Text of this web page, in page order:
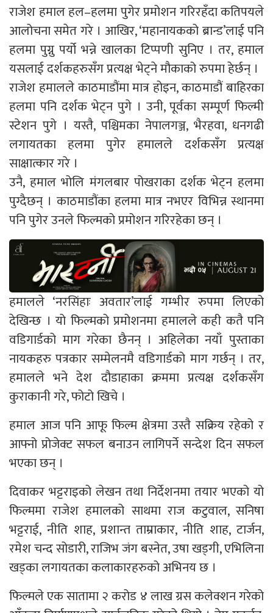
राजेश हमाल हल–हलमा पुगेर प्रमोशन गरिरहँदा कतिपयले
आलोचना समेत गरे । आखिर, ‘महानायकको ब्रान्ड’लाई पनि
हलमा पुग्नु पर्यो भन्ने खालका टिप्पणी सुनिए । तर, हमाल
यसलाई दर्शकहरुसँग प्रत्यक्ष भेट्ने मौकाको रुपमा हेर्छन् ।
राजेश हमालले काठमाडौंमा मात्र होइन, काठमाडौं बाहिरका
हलमा पनि दर्शक भेट्न पुगे । उनी, पूर्वका सम्पूर्ण फिल्मी
स्टेशन पुगे । यस्तै, पश्चिमका नेपालगञ्ज, भैरहवा, धनगढी
लगायतका हलमा पुगेर हमालले दर्शकसँग प्रत्यक्ष
साक्षात्कार गरे ।
उनै, हमाल भोलि मंगलबार पोखराका दर्शक भेट्न हलमा
पुग्दैछन् । काठमाडौंका हलमा मात्र नभएर विभिन्न स्थानमा
पनि पुगेर उनले फिल्मको प्रमोशन गरिरहेका छन् ।
हमालले ‘नरसिंहाः अवतार’लाई गम्भीर रुपमा लिएको
देखिन्छ । यो फिल्मको प्रमोशनमा हमालले कही कतै पनि
वडिगार्डको माग गरेका छैनन् । अहिलेका नयाँ पुस्ताका
नायकहरु पत्रकार सम्मेलनमै वडिगार्डको माग गर्छन् । तर,
हमालले भने देश दौडाहाका क्रममा प्रत्यक्ष दर्शकसँग
कुराकानी गरे, फोटो खिचे ।
हमाल आज पनि आफू फिल्म क्षेत्रमा उस्तै सक्रिय रहेको र
आफ्नो प्रोजेक्ट सफल बनाउन लागिपर्ने सन्देश दिन सफल
भएका छन् ।
दिवाकर भट्टराइको लेखन तथा निर्देशनमा तयार भएको यो
फिल्ममा राजेश हमालको साथमा राज कटुवाल, सनिषा
भट्टराई, नीति शाह, प्रशान्त ताम्राकार, नीति शाह, टार्जन,
रमेश चन्द सोडारी, राजिभ जंग बस्नेत, उषा खड्गी, एभिलिना
खड्का लगायतका कलाकारहरुको अभिनय छ ।
फिल्मले एक सातामा २ करोड ४ लाख ग्रस कलेक्शन गरेको